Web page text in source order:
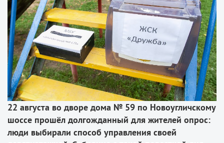
22 августа во дворе дома № 59 по Новоугличскому
шоссе прошёл долгожданный для жителей опрос:
люди выбирали способ управления своей